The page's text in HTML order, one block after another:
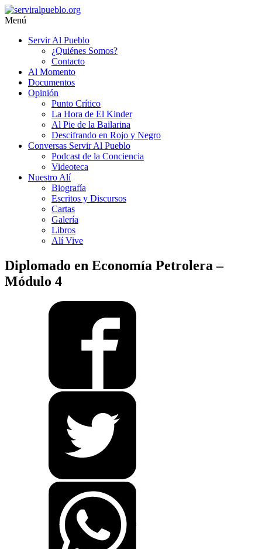
Saltar
al
#SomosServirAlPueblo
Menú
Servir Al Pueblo
¿Quiénes Somos?
Contacto
Al Momento
Documentos
Opinión
Punto Crítico
La Hora de El Kinder
Al Pie de la Bailarina
Descifrando en Rojo y Negro
Conversas Servir Al Pueblo
Podcast de la Conciencia
Videoteca
Nuestro Alí
Biografía
Escritos y Discursos
Cartas
Galería
Libros
Alí Vive
Diplomado en Economía Petrolera –
Módulo 4